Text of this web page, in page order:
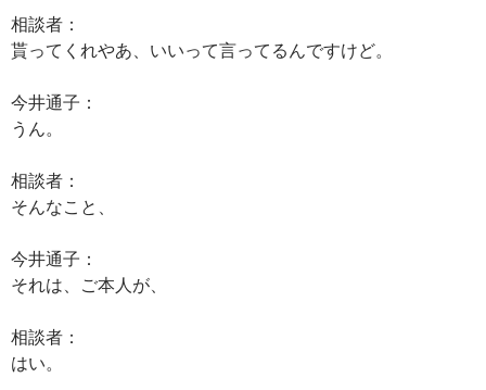
相談者：
貰ってくれやあ、いいって言ってるんですけど。
今井通子：
うん。
相談者：
そんなこと、
今井通子：
それは、ご本人が、
相談者：
はい。